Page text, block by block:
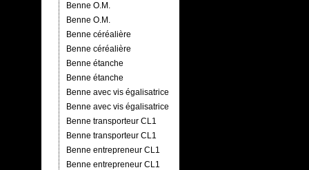
Benne O.M.
Benne O.M.
Benne céréalière
Benne céréalière
Benne étanche
Benne étanche
Benne avec vis égalisatrice
Benne avec vis égalisatrice
Benne transporteur CL1
Benne transporteur CL1
Benne entrepreneur CL1
Benne entrepreneur CL1